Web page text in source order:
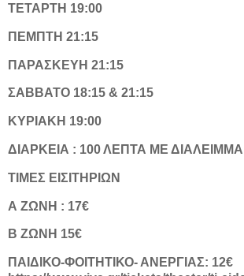
ΤΕΤΑΡΤΗ 19:00
ΠΕΜΠΤΗ 21:15
ΠΑΡΑΣΚΕΥΗ 21:15
ΣΑΒΒΑΤΟ 18:15 & 21:15
ΚΥΡΙΑΚΗ 19:00
ΔΙΑΡΚΕΙΑ : 100 ΛΕΠΤΑ ΜΕ ΔΙΑΛΕΙΜΜΑ
ΤΙΜΕΣ ΕΙΣΙΤΗΡΙΩΝ
Α ΖΩΝΗ : 17€
Β ΖΩΝΗ 15€
ΠΑΙΔΙΚΟ-ΦΟΙΤΗΤΙΚΟ- ΑΝΕΡΓΙΑΣ: 12€